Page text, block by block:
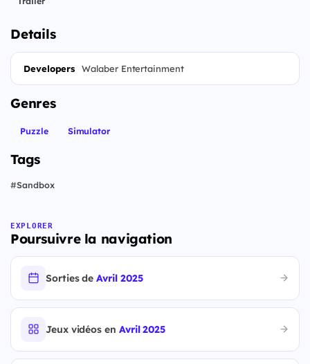
Details
Developers Walaber Entertainment
Genres
Puzzle Simulator
Tags
#Sandbox
EXPLORER
Poursuivre la navigation
Sorties deAvril 2025
Jeux vidéos en Avril 2025